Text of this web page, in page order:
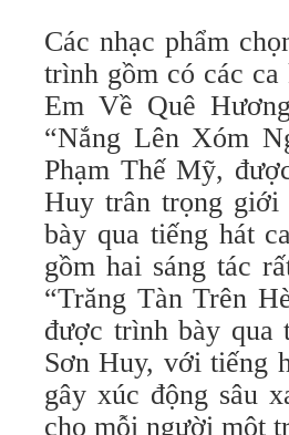
Các nhạc phẩm
trình gồm có các
Em Về Quê
“Nắng Lên Xóm
Phạm Thế Mỹ,
Huy trân trọng
bày qua tiếng hát
gồm hai sáng tác
“Trăng Tàn Trên
được trình bày qua
Sơn Huy, với tiếng
gây xúc động sâu
cho mỗi người một